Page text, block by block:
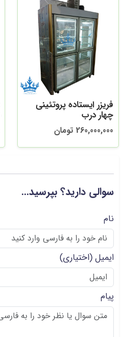
فریزر ایستاده پروتئینی
چهار درب
260,000,000 تومان
سوالی دارید؟ بپرسید...
نام
ایمیل(اختیاری)
پیام